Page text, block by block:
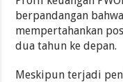
berpandangan
mempertahankan
dua tahun ke depan.
Meskipun terjadi